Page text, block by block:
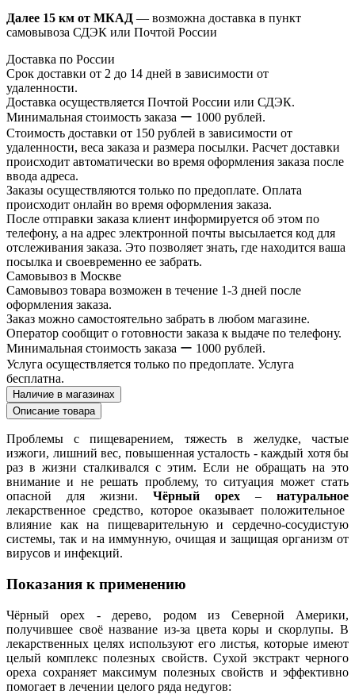
Далее 15 км от МКАД — возможна доставка в пункт
самовывоза СДЭК или Почтой России
Доставка по России
Срок доставки от 2 до 14 дней в зависимости от
удаленности.
Доставка осуществляется Почтой России или СДЭК.
Минимальная стоимость заказа ー 1000 рублей.
Стоимость доставки от 150 рублей в зависимости от
удаленности, веса заказа и размера посылки. Расчет доставки
происходит автоматически во время оформления заказа после
ввода адреса.
Заказы осуществляются только по предоплате. Оплата
происходит онлайн во время оформления заказа.
После отправки заказа клиент информируется об этом по
телефону, а на адрес электронной почты высылается код для
отслеживания заказа. Это позволяет знать, где находится ваша
посылка и своевременно ее забрать.
Самовывоз в Москве
Самовывоз товара возможен в течение 1-3 дней после
оформления заказа.
Заказ можно самостоятельно забрать в любом магазине.
Оператор сообщит о готовности заказа к выдаче по телефону.
Минимальная стоимость заказа ー 1000 рублей.
Услуга осуществляется только по предоплате. Услуга
бесплатна.
Наличие в магазинах
Описание товара
Проблемы с пищеварением, тяжесть в желудке, частые
изжоги, лишний вес, повышенная усталость - каждый хотя бы
раз в жизни сталкивался с этим. Если не обращать на это
внимание и не решать проблему, то ситуация может стать
опасной для жизни. Чёрный орех – натуральное
лекарственное средство, которое оказывает положительное
влияние как на пищеварительную и сердечно-сосудистую
системы, так и на иммунную, очищая и защищая организм от
вирусов и инфекций.
Показания к применению
Чёрный орех - дерево, родом из Северной Америки,
получившее своё название из-за цвета коры и скорлупы. В
лекарственных целях используют его листья, которые имеют
целый комплекс полезных свойств. Сухой экстракт черного
ореха сохраняет максимум полезных свойств и эффективно
помогает в лечении целого ряда недугов: